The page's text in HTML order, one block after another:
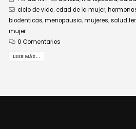
ciclo de vida,edad de la mujer,
biodenticas,menopausia,mujeres,salud
mujer
0 Comentarios
LEER MÁS...